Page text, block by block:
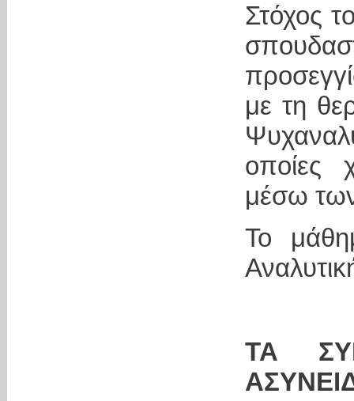
Στόχος
με τη
οποίες
μέσω
Το
ΤΑ